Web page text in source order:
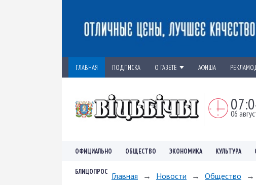
ГЛАВНАЯ ПОДПИСКА О ГАЗЕТЕ АФИША
06
ОФИЦИАЛЬНО ОБЩЕСТВО ЭКОНОМИКА КУЛЬТУРА
БЛИЦОПРОС Главная → Новости → Общество →